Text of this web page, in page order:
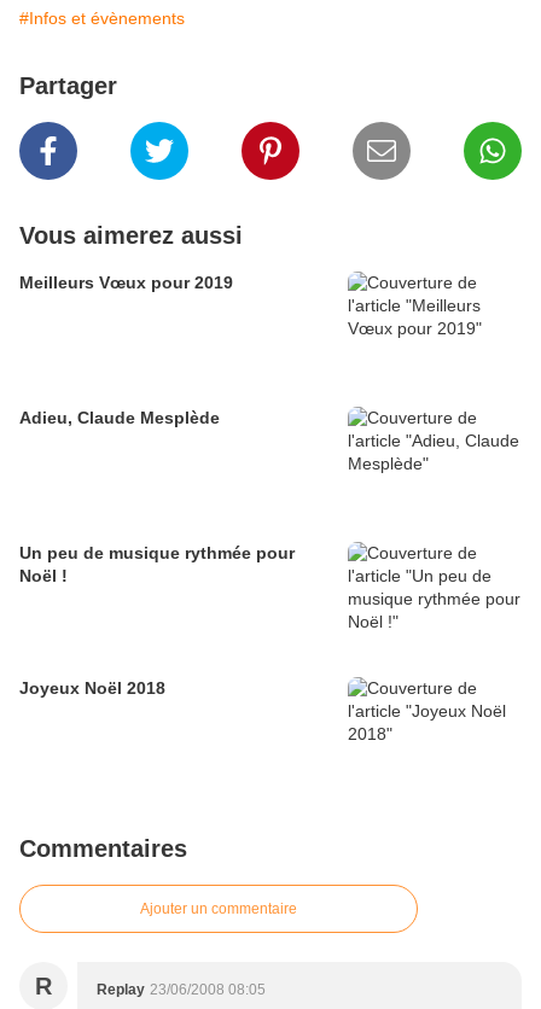
#Infos et évènements
Partager
Vous aimerez aussi
Meilleurs Vœux pour 2019
Adieu, Claude Mesplède
Un peu de musique rythmée pour
Noël !
Joyeux Noël 2018
Commentaires
Ajouter un commentaire
R Replay 23/06/2008 08:05